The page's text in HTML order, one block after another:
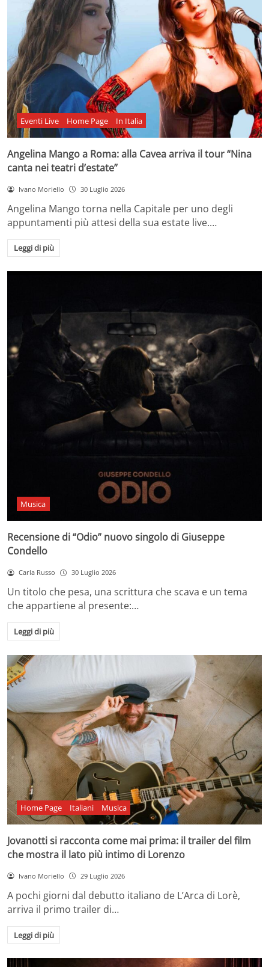
Eventi Live Home Page In Italia
Angelina Mango a Roma: alla Cavea arriva il tour “Nina
canta nei teatri d’estate”
Ivano Moriello 30 Luglio 2026
Angelina Mango torna nella Capitale per uno degli
appuntamenti più attesi della sua estate live.…
Leggi di più
Musica
Recensione di “Odio” nuovo singolo di Giuseppe
Condello
Carla Russo 30 Luglio 2026
Un titolo che pesa, una scrittura che scava e un tema
che appartiene al presente:…
Leggi di più
Home Page Italiani Musica
Jovanotti si racconta come mai prima: il trailer del film
che mostra il lato più intimo di Lorenzo
Ivano Moriello 29 Luglio 2026
A pochi giorni dal debutto italiano de L’Arca di Lorè,
arriva il primo trailer di…
Leggi di più